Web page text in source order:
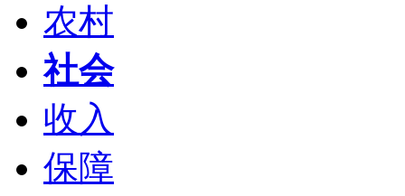
农村
社会
收入
保障